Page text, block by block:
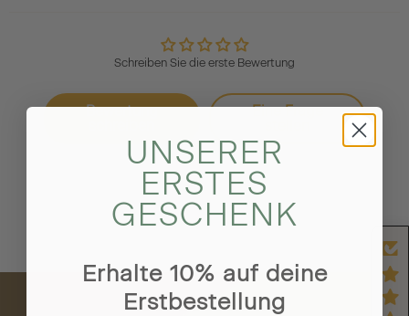
Schreiben Sie die erste Bewertung
Bewertung
Eine Frage
UNSERER
ERSTES
GESCHENK
Erhalte 10% auf deine
Erstbestellung